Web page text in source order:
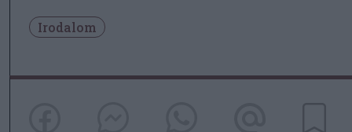
Irodalom